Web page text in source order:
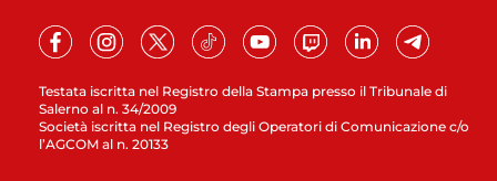
Testata iscritta nel Registro della Stampa presso il Tribunale di
Salerno al n. 34/2009
Società iscritta nel Registro degli Operatori di Comunicazione c/o
l’AGCOM al n. 20133